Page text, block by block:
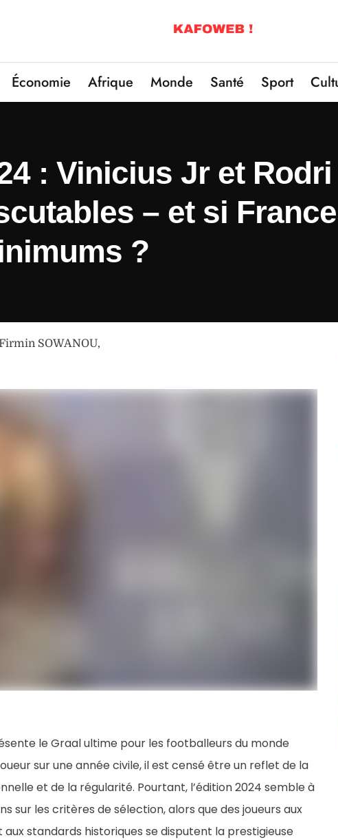
Économie Afrique Monde Santé Sport
: Vinicius Jr et
– et si
?
SOWANOU,
le Graal ultime pour les footballeurs du monde
sur une année civile, il est censé être un reflet de la
et de la régularité. Pourtant, l’édition 2024 semble à
sur les critères de sélection, alors que des joueurs aux
standards historiques se disputent la prestigieuse